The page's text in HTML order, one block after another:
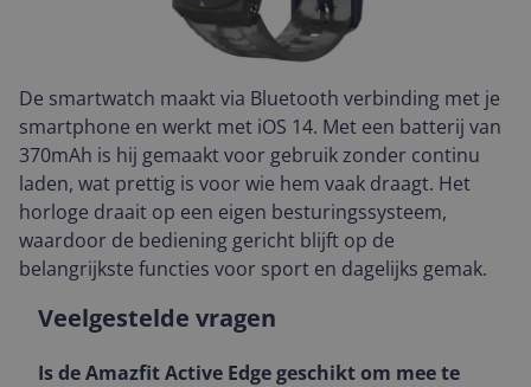
De smartwatch maakt via Bluetooth verbinding met je
smartphone en werkt met iOS 14. Met een batterij van
370mAh is hij gemaakt voor gebruik zonder continu
laden, wat prettig is voor wie hem vaak draagt. Het
horloge draait op een eigen besturingssysteem,
waardoor de bediening gericht blijft op de
belangrijkste functies voor sport en dagelijks gemak.
Veelgestelde vragen
Is de Amazfit Active Edge geschikt om mee te